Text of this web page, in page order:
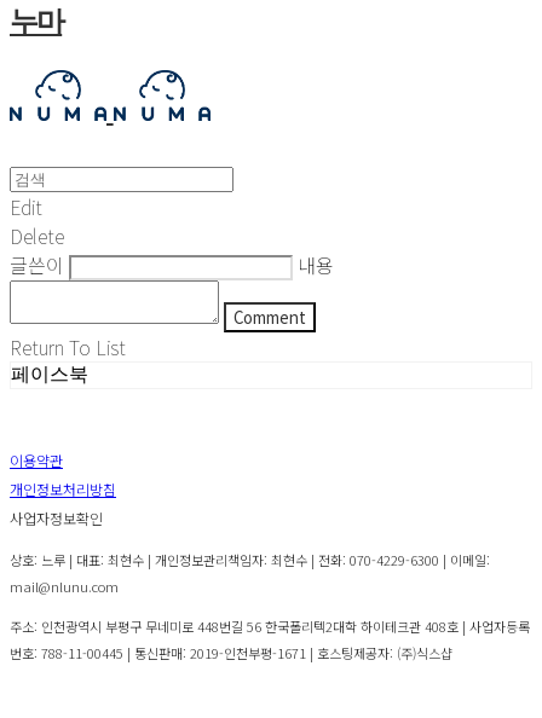
누마
Edit
Delete
글쓴이
내용
Comment
Return To List
페이스북
이용약관
개인정보처리방침
사업자정보확인
상호: 느루 | 대표: 최현수 | 개인정보관리책임자: 최현수 | 전화: 070-4229-6300 | 이메일:
mail@nlunu.com
주소: 인천광역시 부평구 무네미로 448번길 56 한국폴리텍2대학 하이테크관 408호 | 사업자등록
번호: 788-11-00445 | 통신판매: 2019-인천부평-1671 | 호스팅제공자: (주)식스샵